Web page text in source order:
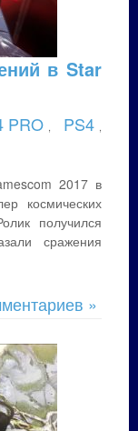
в Star
PRO PS4
2017 в
космических
получился
сражения
»